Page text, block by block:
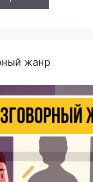
жанр